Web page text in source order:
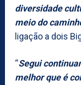
diversidade
meio do
ligação a dois
“Segui
melhor que é